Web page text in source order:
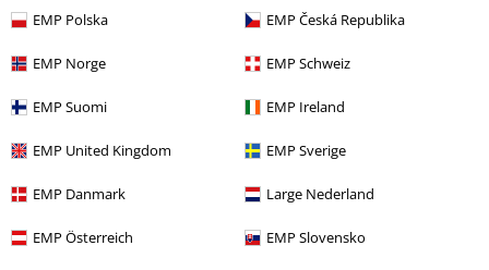
EMP Polska EMP Česká Republika
EMP Norge EMP Schweiz
EMP Suomi EMP Ireland
EMP United Kingdom EMP Sverige
EMP Danmark Large Nederland
EMP Österreich EMP Slovensko
37% RABAT
Exclusive
kr 186.95
Black Army Cap with Print,
Patches and Studs
Rock Rebel
by EMP
%
kr 167.95
Buu-Huu
Armbåndsure & tilbehør